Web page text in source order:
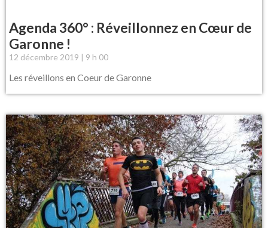
Agenda 360° : Réveillonnez en Cœur de
Garonne !
12 décembre 2019 9 h 00
Les réveillons en Coeur de Garonne